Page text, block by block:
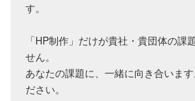
す。
「HP制作」だけが貴社・貴団体の課
せん。
あなたの課題に、一緒に向き合いま
ださい。